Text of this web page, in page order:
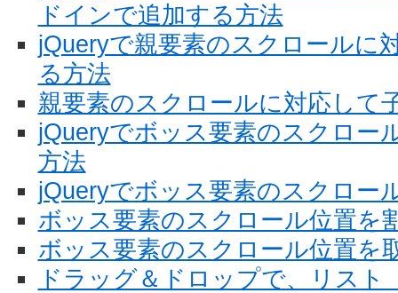
ドインで追加する方法
jQueryで親要素のスクロールに
る方法
親要素のスクロールに対応して
jQueryでボッス要素のスクロー
方法
jQueryでボッス要素のスクロー
ボッス要素のスクロール位置を
ボッス要素のスクロール位置を
ドラッグ＆ドロップで、リスト